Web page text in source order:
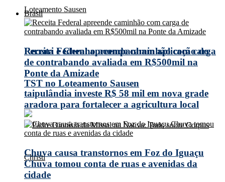
Ferrari e Chenho acompanham aplicação do
TST no Loteamento Sausen
Brasil
Receita Federal apreende caminhão com carga
de contrabando avaliada em R$500mil na
Ponte da Amizade
taipulândia investe R$ 58 mil em nova grade
aradora para fortalecer a agricultura local
Chuva causa transtornos em Foz do Iguaçu
Chuva tomou conta de ruas e avenidas da
cidade